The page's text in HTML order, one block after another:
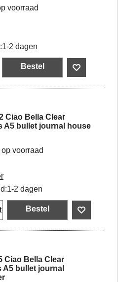
voorraad
1-2 dagen
Bestel
Ciao Bella Clear
A5 bullet journal house
voorraad
1-2 dagen
Bestel
Ciao Bella Clear
A5 bullet journal